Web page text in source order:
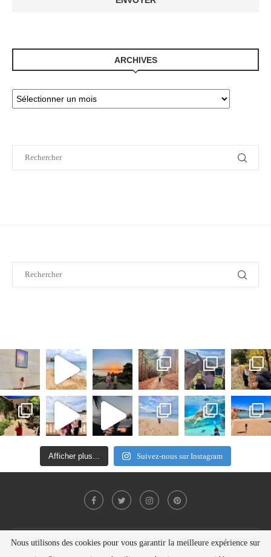
ARCHIVES
Afficher plus... Suivez-nous sur Instagram
Politique de confidentialité Contact
Nous utilisons des cookies pour vous garantir la meilleure expérience sur